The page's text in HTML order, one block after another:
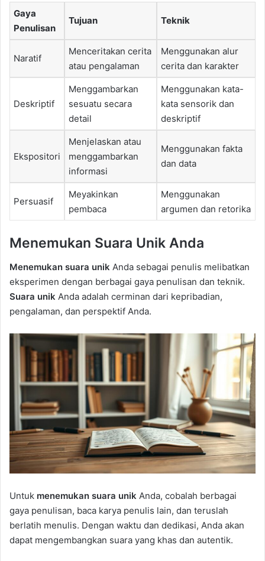
Gaya
Penulisan
Tujuan Teknik
Naratif
Menceritakan cerita
atau pengalaman
Menggunakan alur
cerita dan karakter
Deskriptif
Menggambarkan
sesuatu secara
detail
Menggunakan kata-
kata sensorik dan
deskriptif
Ekspositori
Menjelaskan atau
menggambarkan
informasi
Menggunakan fakta
dan data
Persuasif
Meyakinkan
pembaca
Menggunakan
argumen dan retorika
Menemukan Suara Unik Anda
Menemukan suara unik Anda sebagai penulis melibatkan
eksperimen dengan berbagai gaya penulisan dan teknik.
Suara unik Anda adalah cerminan dari kepribadian,
pengalaman, dan perspektif Anda.
Untuk menemukan suara unik Anda, cobalah berbagai
gaya penulisan, baca karya penulis lain, dan teruslah
berlatih menulis. Dengan waktu dan dedikasi, Anda akan
dapat mengembangkan suara yang khas dan autentik.